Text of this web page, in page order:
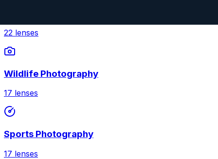
22 lenses
Wildlife Photography
17 lenses
Sports Photography
17 lenses